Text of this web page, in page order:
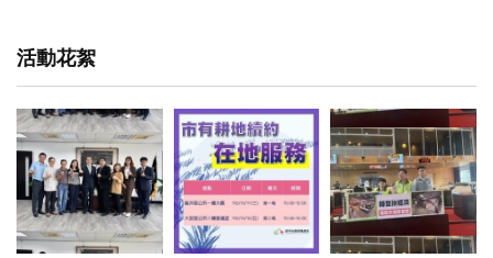
活動花絮